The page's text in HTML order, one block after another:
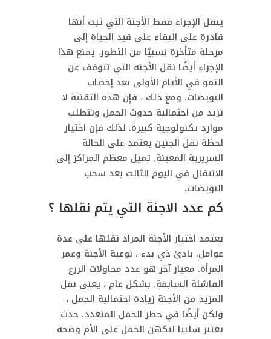
ينقل الإجراء فقط الأجنة التي ثبت أنها
قادرة على البقاء على قيد الحياة إلى
مرحلة متأخرة نسبيًا من التطور. يمنع هذا
الإجراء أيضًا نقل الأجنة التي تتوقف عن
النمو في الأيام الأولى بعد إخصاب
البويضات. ومع ذلك ، فإن هذه التقنية لا
تزيد من احتمالية حدوث الحمل وتتطلب
موارد تكنولوجية كبيرة. لذلك فإن اختيار
لحظة نقل الجنين يعتمد على الحالة
السريرية المعينة. تميل معظم المراكز إلى
الانتقال في اليوم الثالث بعد سحب
البويضات.
كم عدد الاجنة التي يتم نقلها ؟
يعتمد اختيار الأجنة المراد نقلها على عدة
عوامل. بادئ ذي بدء ، نوعية الأجنة وعمر
المرأة. معيار آخر هو عدد محاولات الزرع
الفاشلة السابقة. بشكل عام ، يعني نقل
المزيد من الأجنة زيادة احتمالية الحمل ،
ولكن أيضًا في خطر الحمل المتعدد. حدث
يعتبر سلبيا لتكهن الحمل على الأم وصحة